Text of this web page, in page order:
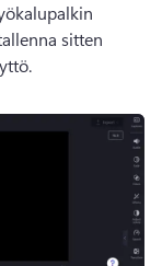
sitten